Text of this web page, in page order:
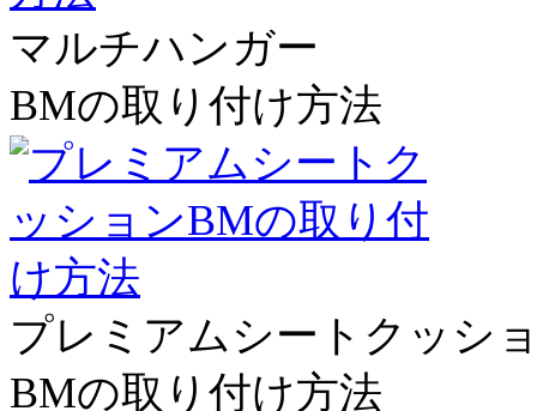
マルチハンガー
BMの取り付け方法
プレミアムシートクッシ
BMの取り付け方法